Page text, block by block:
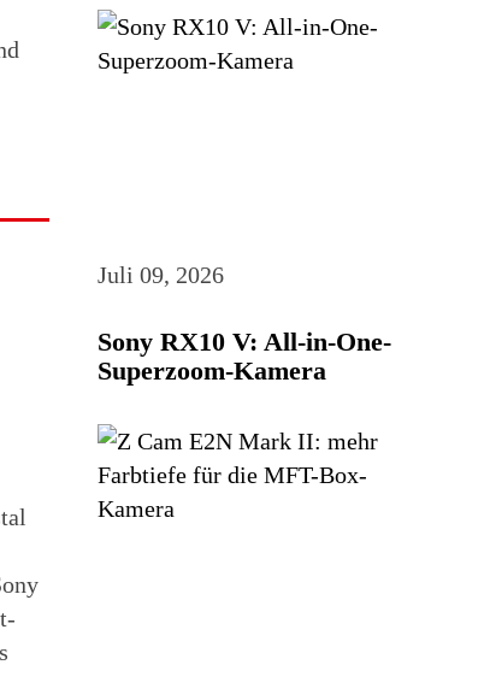
Juli 09, 2026
Sony RX10 V: All-in-One-
Superzoom-Kamera